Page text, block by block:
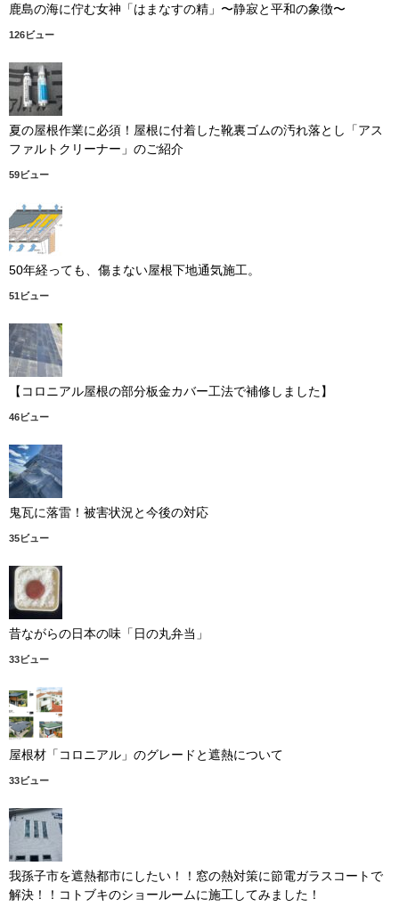
鹿島の海に佇む女神「はまなすの精」〜静寂と平和の象徴〜
126ビュー
夏の屋根作業に必須！屋根に付着した靴裏ゴムの汚れ落とし「アス
ファルトクリーナー」のご紹介
59ビュー
50年経っても、傷まない屋根下地通気施工。
51ビュー
【コロニアル屋根の部分板金カバー工法で補修しました】
46ビュー
鬼瓦に落雷！被害状況と今後の対応
35ビュー
昔ながらの日本の味「日の丸弁当」
33ビュー
屋根材「コロニアル」のグレードと遮熱について
33ビュー
我孫子市を遮熱都市にしたい！！窓の熱対策に節電ガラスコートで
解決！！コトブキのショールームに施工してみました！